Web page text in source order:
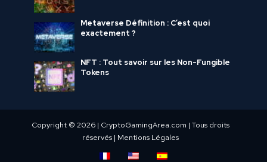
Metaverse Définition : C’est quoi
exactement ?
NFT : Tout savoir sur les Non-Fungible
Tokens
Copyright © 2026 | CryptoGamingArea.com | Tous droits
réservés | Mentions Légales